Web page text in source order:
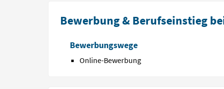
Bewerbung & Berufseinstieg
Bewerbungswege
Online-Bewerbung